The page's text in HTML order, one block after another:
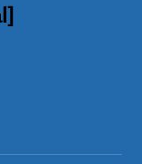
[rano_page_total]